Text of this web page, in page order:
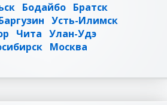
Бодайбо Братск
Усть-Илимск
Чита Улан-Удэ
Москва